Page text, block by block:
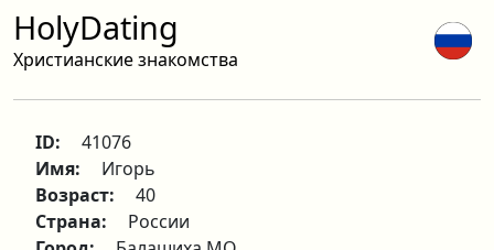
HolyDating
Христианские знакомства
ID:
41076
Имя:
Игорь
Возраст:
40
Страна:
России